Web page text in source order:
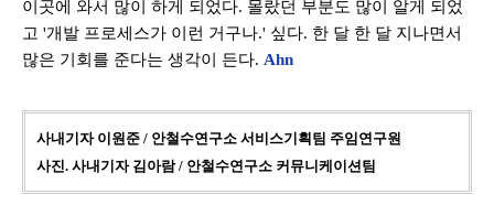
이곳에 와서 많이 하게 되었다. 몰랐던 부분도 많이 알게 되었
고 '개발 프로세스가 이런 거구나.' 싶다. 한 달 한 달 지나면서
많은 기회를 준다는 생각이 든다. Ahn
사내기자 이원준 / 안철수연구소 서비스기획팀 주임연구원
사진. 사내기자 김아람 / 안철수연구소 커뮤니케이션팀